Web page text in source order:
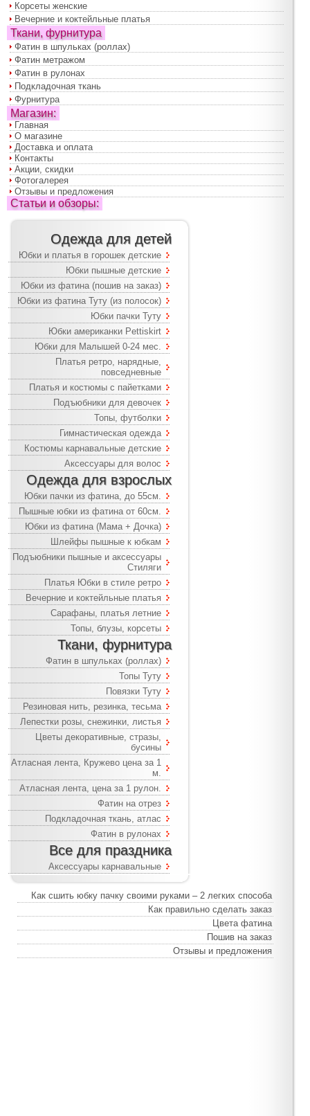
Корсеты женские
Вечерние и коктейльные платья
Ткани, фурнитура
Фатин в шпульках (роллах)
Фатин метражом
Фатин в рулонах
Подкладочная ткань
Фурнитура
Магазин:
Главная
О магазине
Доставка и оплата
Контакты
Акции, скидки
Фотогалерея
Отзывы и предложения
Статьи и обзоры:
Одежда для детей
Юбки и платья в горошек детские
Юбки пышные детские
Юбки из фатина (пошив на заказ)
Юбки из фатина Туту (из полосок)
Юбки пачки Туту
Юбки американки Pettiskirt
Юбки для Малышей 0-24 мес.
Платья ретро, нарядные,
повседневные
Платья и костюмы с пайетками
Подъюбники для девочек
Топы, футболки
Гимнастическая одежда
Костюмы карнавальные детские
Аксессуары для волос
Одежда для взрослых
Юбки пачки из фатина, до 55см.
Пышные юбки из фатина от 60см.
Юбки из фатина (Мама + Дочка)
Шлейфы пышные к юбкам
Подъюбники пышные и аксессуары
Стиляги
Платья Юбки в стиле ретро
Вечерние и коктейльные платья
Сарафаны, платья летние
Топы, блузы, корсеты
Ткани, фурнитура
Фатин в шпульках (роллах)
Топы Туту
Повязки Туту
Резиновая нить, резинка, тесьма
Лепестки розы, снежинки, листья
Цветы декоративные, стразы,
бусины
Атласная лента, Кружево цена за 1
м.
Атласная лента, цена за 1 рулон.
Фатин на отрез
Подкладочная ткань, атлас
Фатин в рулонах
Все для праздника
Аксессуары карнавальные
Как сшить юбку пачку своими руками – 2 легких способа
Как правильно сделать заказ
Цвета фатина
Пошив на заказ
Отзывы и предложения